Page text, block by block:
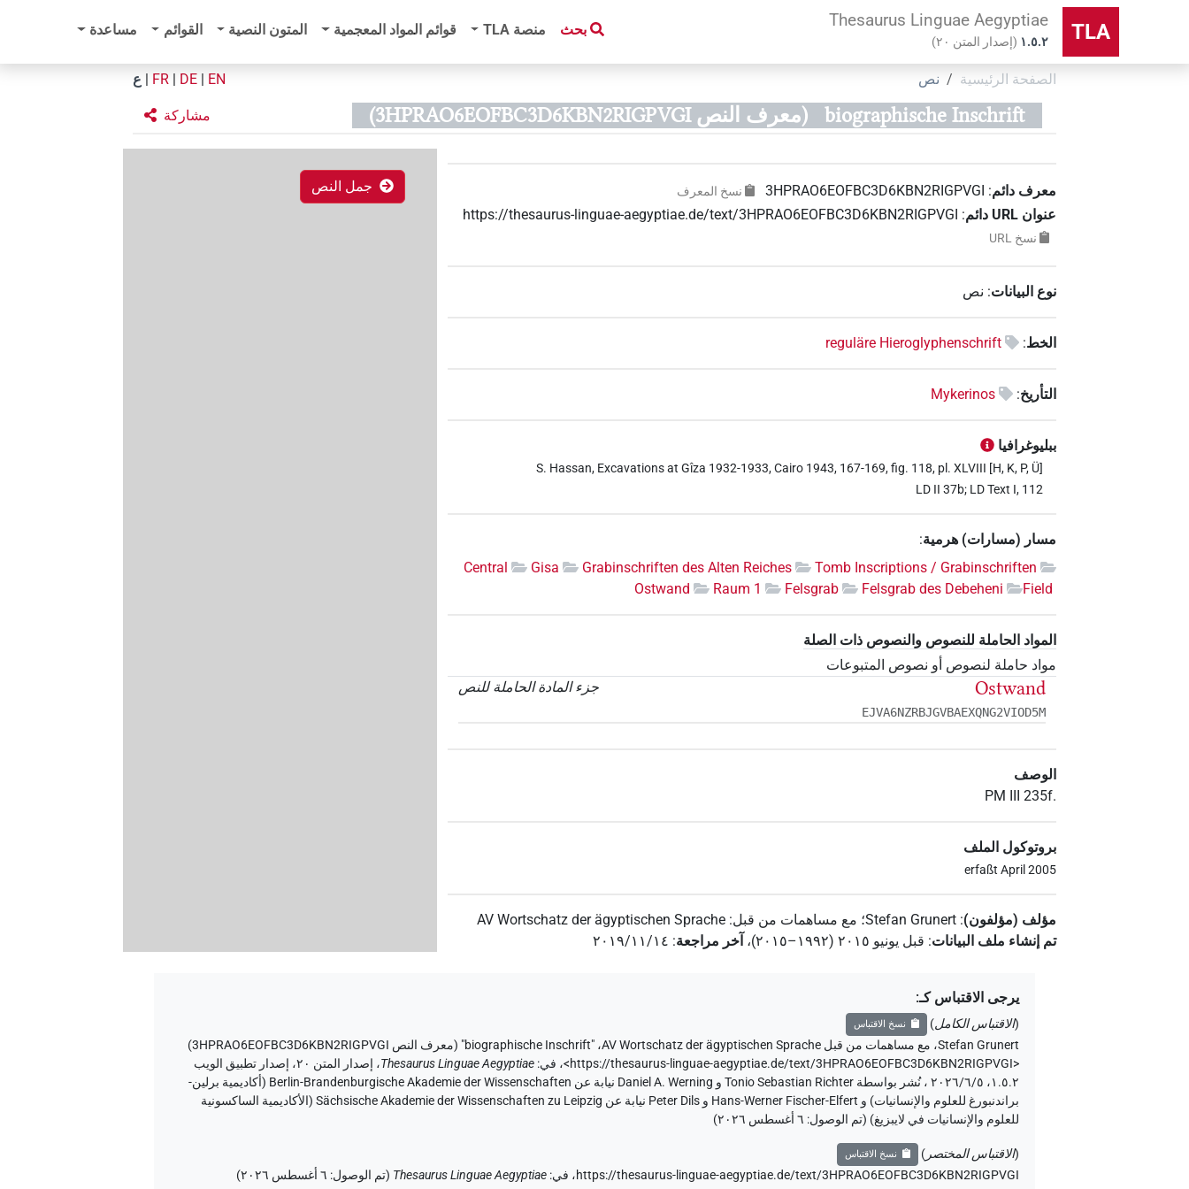
TLA
Thesaurus Linguae Aegyptiae
۱.٥.٢ (إصدار المتن ٢٠)
بحث منصة‏ ‏TLA قوائم المواد المعجمية المتون النصية القوائم مساعدة
الصفحة الرئيسية نص EN
DE
FR ع
biographische Inschrift (معرف النص 3HPRAO6EOFBC3D6KBN2RIGPVGI) مشاركة
جمل النص معرف دائم:
3HPRAO6EOFBC3D6KBN2RIGPVGI نسخ المعرف
عنوان‏ ‏URL‏ دائم :
https://thesaurus-linguae-aegyptiae.de/text/3HPRAO6EOFBC3D6KBN2RIGPVGI
نسخ‏ ‏URL
نوع البيانات: نص
الخط:
reguläre Hieroglyphenschrift
التأريخ:
Mykerinos
ببليوغرافيا
S. Hassan, Excavations at Gîza 1932-1933, Cairo 1943, 167-169, fig. 118, pl. XLVIII [H, K, P, Ü]
LD II 37b; LD Text I, 112
مسار (مسارات) هرمية:
Tomb Inscriptions / Grabinschriften
Grabinschriften des Alten Reiches
Gisa
Central
Field
Felsgrab des Debeheni
Felsgrab
Raum 1
Ostwand
المواد الحاملة للنصوص والنصوص ذات الصلة
مواد حاملة لنصوص أو نصوص المتبوعات
جزء المادة الحاملة للنص
Ostwand
EJVA6NZRBJGVBAEXQNG2VIOD5M
الوصف
PM III 235f.
بروتوكول الملف
erfaßt April 2005
مؤلف (مؤلفون):
Stefan Grunert؛ مع مساهمات من قبل:
AV Wortschatz der ägyptischen Sprache
تم إنشاء ملف البيانات: قبل يونيو ۲۰۱٥ (۱۹۹۲–۲۰۱٥) ،آخر مراجعة: ٢٠١٩/١١/١٤
يرجى الاقتباس كـ:
(الاقتباس الكامل) نسخ الاقتباس
Stefan Grunert، مع مساهمات من قبل AV Wortschatz der ägyptischen Sprache،"biographische Inschrift" ( معرف النص 3HPRAO6EOFBC3D6KBN2RIGPVGI
)
<https://thesaurus-linguae-aegyptiae.de/text/3HPRAO6EOFBC3D6KBN2RIGPVGI>، في:
Thesaurus Linguae Aegyptiae،
إصدار المتن ٢٠، إصدار تطبيق الويب
۱.٥.٢، ٢٠٢٦/٦/٥ ، نُشر بواسطة Tonio Sebastian Richter و Daniel A. Werning نيابة عن Berlin-Brandenburgische Akademie der Wissenschaften (أكاديمية برلين-
براندنبورغ للعلوم والإنسانيات) و Hans-Werner Fischer-Elfert و Peter Dils نيابة عن Sächsische Akademie der Wissenschaften zu Leipzig (الأكاديمية الساكسونية
للعلوم والإنسانيات في لايبزيغ) (تم الوصول: ٦ أغسطس ٢٠٢٦ )
(الاقتباس المختصر) نسخ الاقتباس
https://thesaurus-linguae-aegyptiae.de/text/3HPRAO6EOFBC3D6KBN2RIGPVGI، في:
Thesaurus Linguae Aegyptiae
(تم الوصول: ٦ أغسطس ٢٠٢٦ )